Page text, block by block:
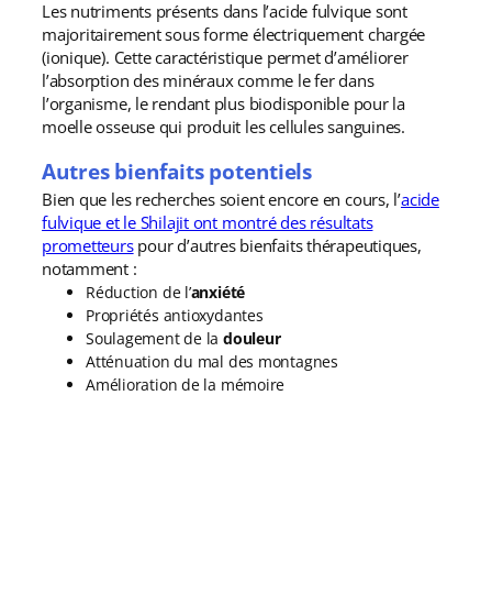
Les nutriments présents dans l’acide fulvique sont
majoritairement sous forme électriquement chargée
(ionique). Cette caractéristique permet d’améliorer
l’absorption des minéraux comme le fer dans
l’organisme, le rendant plus biodisponible pour la
moelle osseuse qui produit les cellules sanguines.
Autres bienfaits potentiels
Bien que les recherches soient encore en cours, l’acide
fulvique et le Shilajit ont montré des résultats
prometteurspour d’autres bienfaits thérapeutiques,
notamment :
Réduction de l’anxiété
Propriétés antioxydantes
Soulagement de ladouleur
Atténuation du mal des montagnes
Amélioration de la mémoire